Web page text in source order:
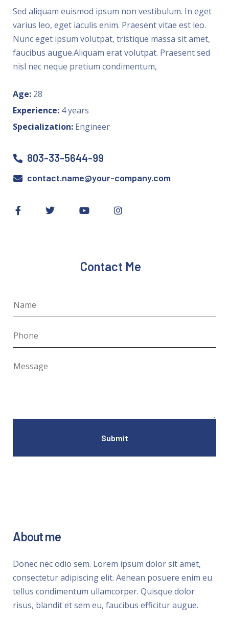
Sed aliquam euismod ipsum non vestibulum. In eget
varius leo, eget iaculis enim. Praesent vitae est leo.
Nunc eget ipsum volutpat, tristique massa sit amet,
faucibus augue.Aliquam erat volutpat. Praesent sed
nisl nec neque pretium condimentum,
Age: 28
Experience: 4 years
Specialization: Engineer
803-33-5644-99
contact.name@your-company.com
Contact Me
About me
Donec nec odio sem. Lorem ipsum dolor sit amet,
consectetur adipiscing elit. Aenean posuere enim eu
tellus condimentum ullamcorper. Quisque dolor
risus, blandit et sem eu, faucibus efficitur augue.